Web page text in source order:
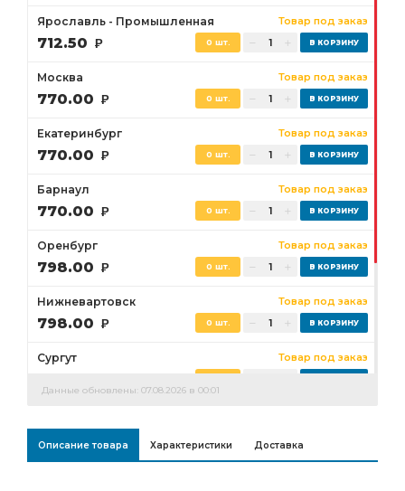
Ярославль - Промышленная Товар под заказ
712.50 Р 0 шт.
Москва Товар под заказ
770.00 Р 0 шт.
Екатеринбург Товар под заказ
770.00 Р 0 шт.
Барнаул Товар под заказ
770.00 Р 0 шт.
Оренбург Товар под заказ
798.00 Р 0 шт.
Нижневартовск Товар под заказ
798.00 Р 0 шт.
Сургут Товар под заказ
Данные обновлены: 07.08.2026 в 00:01
Описание товара Характеристики Доставка